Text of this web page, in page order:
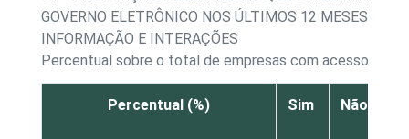
GOVERNO ELETRÔNICO NOS ÚLTIMOS 12 MESES -
INFORMAÇÃO E INTERAÇÕES
Percentual sobre o total de empresas com acesso à
Percentual (%) Sim Não